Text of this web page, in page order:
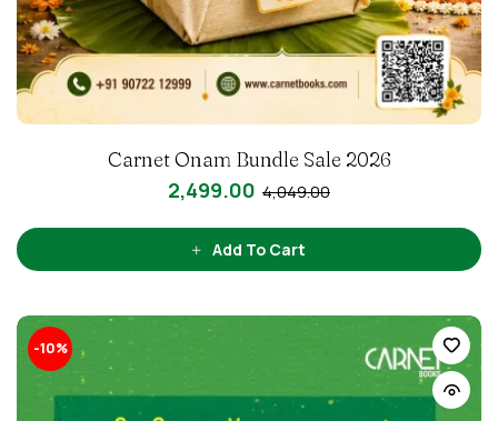
Carnet Onam Bundle Sale 2026
4,049.00
2,499.00
Add To Cart
-10%